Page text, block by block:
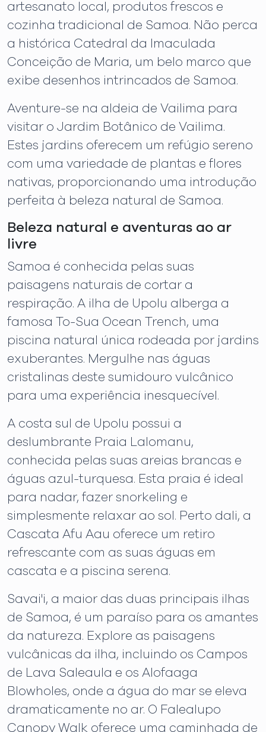
artesanato local, produtos frescos e
cozinha tradicional de Samoa. Não perca
a histórica Catedral da Imaculada
Conceição de Maria, um belo marco que
exibe desenhos intrincados de Samoa.
Aventure-se na aldeia de Vailima para
visitar o Jardim Botânico de Vailima.
Estes jardins oferecem um refúgio sereno
com uma variedade de plantas e flores
nativas, proporcionando uma introdução
perfeita à beleza natural de Samoa.
Beleza natural e aventuras ao ar
livre
Samoa é conhecida pelas suas
paisagens naturais de cortar a
respiração. A ilha de Upolu alberga a
famosa To-Sua Ocean Trench, uma
piscina natural única rodeada por jardins
exuberantes. Mergulhe nas águas
cristalinas deste sumidouro vulcânico
para uma experiência inesquecível.
A costa sul de Upolu possui a
deslumbrante Praia Lalomanu,
conhecida pelas suas areias brancas e
águas azul-turquesa. Esta praia é ideal
para nadar, fazer snorkeling e
simplesmente relaxar ao sol. Perto dali, a
Cascata Afu Aau oferece um retiro
refrescante com as suas águas em
cascata e a piscina serena.
Savai'i, a maior das duas principais ilhas
de Samoa, é um paraíso para os amantes
da natureza. Explore as paisagens
vulcânicas da ilha, incluindo os Campos
de Lava Saleaula e os Alofaaga
Blowholes, onde a água do mar se eleva
dramaticamente no ar. O Falealupo
Canopy Walk oferece uma caminhada de